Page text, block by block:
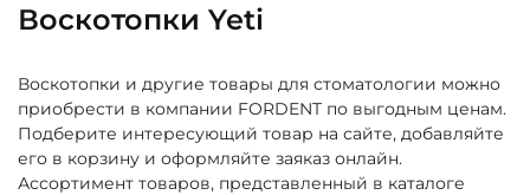
Воскотопки Yeti
Воскотопки и другие товары для стоматологии можно
приобрести в компании FORDENT по выгодным ценам.
Подберите интересующий товар на сайте, добавляйте
его в корзину и оформляйте заяказ онлайн.
Ассортимент товаров, представленный в каталоге